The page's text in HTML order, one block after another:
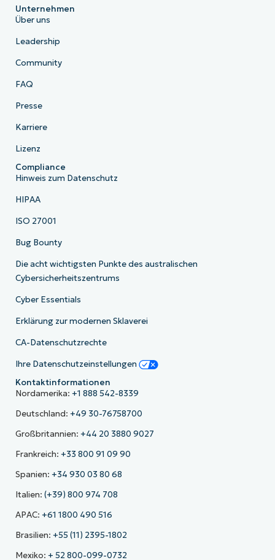
Unternehmen
Über uns
Leadership
Community
FAQ
Presse
Karriere
Lizenz
Compliance
Hinweis zum Datenschutz
HIPAA
ISO 27001
Bug Bounty
Die acht wichtigsten Punkte des australischen
Cybersicherheitszentrums
Cyber Essentials
Erklärung zur modernen Sklaverei
CA-Datenschutzrechte
Ihre Datenschutzeinstellungen
Kontaktinformationen
Nordamerika: +1 888 542-8339
Deutschland: +49 30-76758700
Großbritannien: +44 20 3880 9027
Frankreich: +33 800 91 09 90
Spanien: +34 930 03 80 68
Italien: (+39) 800 974 708
APAC: +61 1800 490 516
Brasilien: +55 (11) 2395-1802
Mexiko: + 52 800-099-0732